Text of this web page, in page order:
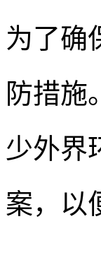
为了确
防措施
少外界
案，以